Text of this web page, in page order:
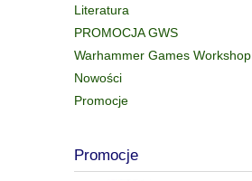
Literatura
PROMOCJA GWS
Warhammer Games Workshop
Nowości
Promocje
Promocje